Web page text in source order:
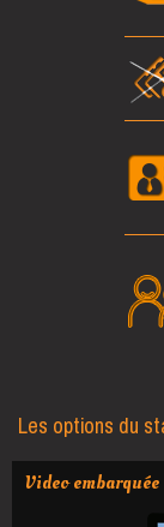
Les options du
Video embarquée